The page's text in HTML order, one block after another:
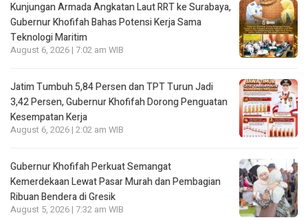
Kunjungan Armada Angkatan Laut RRT ke Surabaya,
Gubernur Khofifah Bahas Potensi Kerja Sama
Teknologi Maritim
August 6, 2026 | 7:02 am WIB
Jatim Tumbuh 5,84 Persen dan TPT Turun Jadi
3,42 Persen, Gubernur Khofifah Dorong Penguatan
Kesempatan Kerja
August 6, 2026 | 2:02 am WIB
Gubernur Khofifah Perkuat Semangat
Kemerdekaan Lewat Pasar Murah dan Pembagian
Ribuan Bendera di Gresik
August 5, 2026 | 7:32 am WIB